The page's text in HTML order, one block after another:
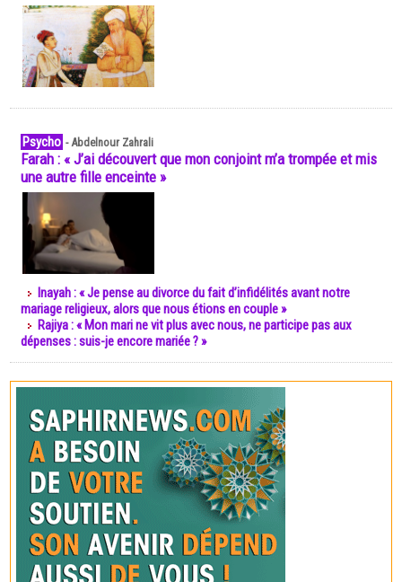
Psycho -Abdelnour Zahrali
Farah : « J’ai découvert que mon conjoint m’a trompée et mis
une autre fille enceinte »
Inayah : « Je pense au divorce du fait d’infidélités avant notre
mariage religieux, alors que nous étions en couple »
Rajiya : « Mon mari ne vit plus avec nous, ne participe pas aux
dépenses : suis-je encore mariée ? »